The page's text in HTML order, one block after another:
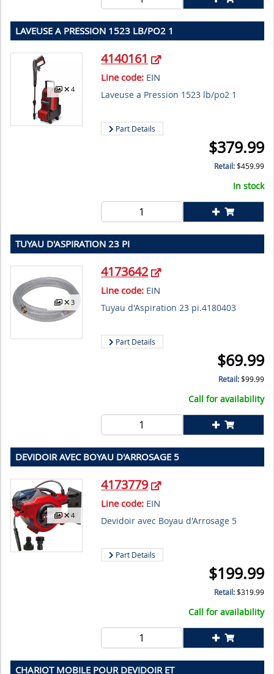
LAVEUSE A PRESSION 1523 LB/PO2 1
4
4140161
Line code: EIN
Laveuse a Pression 1523 lb/po2 1
Part Details
$379.99
Retail:$459.99
In stock
TUYAU D'ASPIRATION 23 PI
3
4173642
Line code: EIN
Tuyau d'Aspiration 23 pi.4180403
Part Details
$69.99
Retail:$99.99
Call for availability
DEVIDOIR AVEC BOYAU D'ARROSAGE 5
4
4173779
Line code: EIN
Devidoir avec Boyau d'Arrosage 5
Part Details
$199.99
Retail:$319.99
Call for availability
CHARIOT MOBILE POUR DEVIDOIR ET